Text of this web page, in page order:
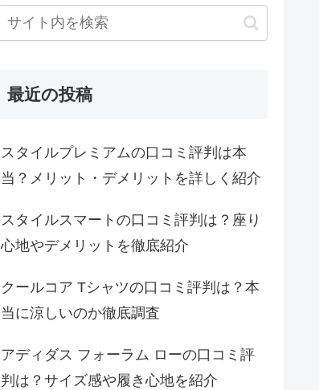
最近の投稿
スタイルプレミアムの口コミ評判は本
当？メリット・デメリットを詳しく紹介
スタイルスマートの口コミ評判は？座り
心地やデメリットを徹底紹介
クールコア Tシャツの口コミ評判は？本
当に涼しいのか徹底調査
アディダス フォーラム ローの口コミ評
判は？サイズ感や履き心地を紹介